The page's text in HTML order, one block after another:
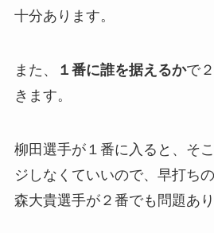
十分あります。
また、 １番に誰を据えるかで
きます。
柳田選手が１番に入ると、そ
ジしなくていいので、早打ち
森大貴選手が２番でも問題あり